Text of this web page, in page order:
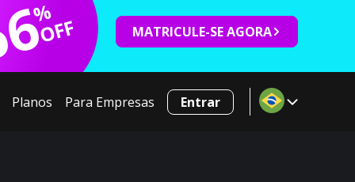
%
OFF MATRICULE-SE AGORA
Planos Para Empresas Entrar